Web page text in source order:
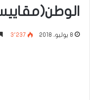
8 يوليو، 2018 3٬237